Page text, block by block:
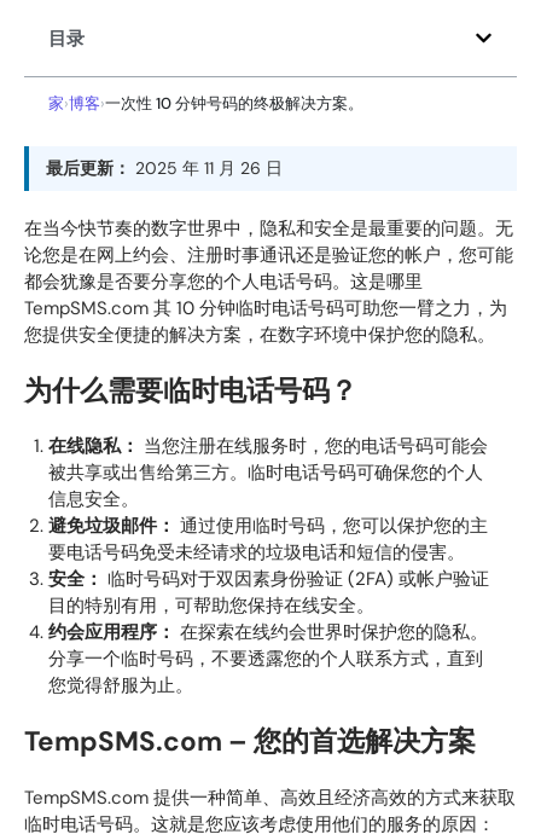
目录
家›博客›一次性 10 分钟号码的终极解决方案。
最后更新： 2025 年 11 月 26 日
在当今快节奏的数字世界中，隐私和安全是最重要的问题。无
论您是在网上约会、注册时事通讯还是验证您的帐户，您可能
都会犹豫是否要分享您的个人电话号码。这是哪里
TempSMS.com 其 10 分钟临时电话号码可助您一臂之力，为
您提供安全便捷的解决方案，在数字环境中保护您的隐私。
为什么需要临时电话号码？
在线隐私： 当您注册在线服务时，您的电话号码可能会
被共享或出售给第三方。临时电话号码可确保您的个人
信息安全。
避免垃圾邮件： 通过使用临时号码，您可以保护您的主
要电话号码免受未经请求的垃圾电话和短信的侵害。
安全： 临时号码对于双因素身份验证 (2FA) 或帐户验证
目的特别有用，可帮助您保持在线安全。
约会应用程序： 在探索在线约会世界时保护您的隐私。
分享一个临时号码，不要透露您的个人联系方式，直到
您觉得舒服为止。
TempSMS.com – 您的首选解决方案
TempSMS.com 提供一种简单、高效且经济高效的方式来获取
临时电话号码。这就是您应该考虑使用他们的服务的原因：